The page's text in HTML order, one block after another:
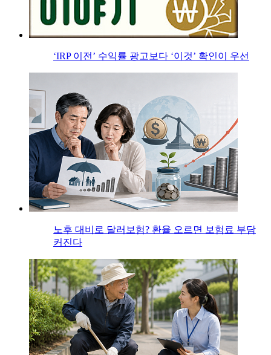
‘IRP 이전’ 수익률 광고보다 ‘이것’ 확인이 우선
노후 대비로 달러보험? 환율 오르면 보험료 부담
커진다